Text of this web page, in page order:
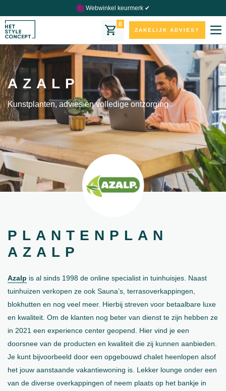
Webwinkel keurmerk ✔
0
ZAKELIJK ADVIES?
AZALP
Kunstplanten, advies en volledige ontzorging
PLANTENPLAN
AZALP
Azalp is al sinds 1998 de online specialist in tuinhuisjes. Naast
tuinhuizen verkopen ze ook Sauna’s, terrasoverkappingen,
blokhutten en nog veel meer. Hierbij streven voor betaalbare luxe
en kwaliteit. Om de klanten nog beter van dienst te zijn hebben ze
in 2021 een experience center geopend. Hier vind je een
doorsnee van de producten en kwaliteit die zij kunnen aanbieden.
Je kunt bijvoorbeeld door een opgebouwd chalet heenlopen alsof
het jouw aanstaande vakantiewoning is. Lekker lounge onder een
van de diverse overkappingen of neem plaats op het bankje in